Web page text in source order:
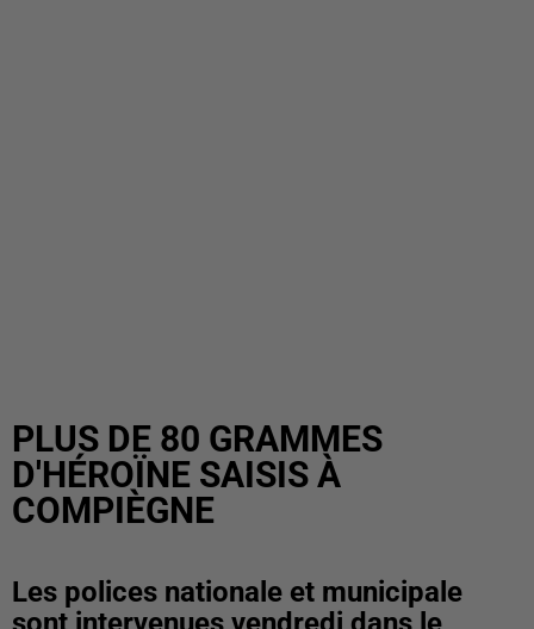
PLUS DE 80 GRAMMES
D'HÉROÏNE SAISIS À
COMPIÈGNE
Les polices nationale et municipale